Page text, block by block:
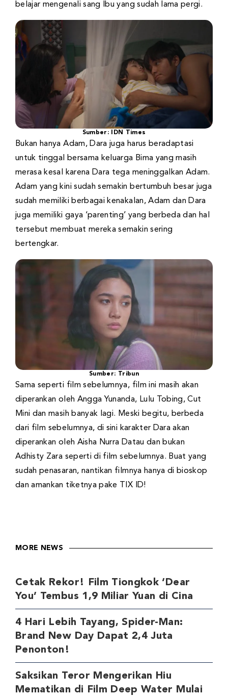
belajar mengenali sang Ibu yang sudah lama pergi.
Sumber: IDN Times
Bukan hanya Adam, Dara juga harus beradaptasi
untuk tinggal bersama keluarga Bima yang masih
merasa kesal karena Dara tega meninggalkan Adam.
Adam yang kini sudah semakin bertumbuh besar juga
sudah memiliki berbagai kenakalan, Adam dan Dara
juga memiliki gaya ‘parenting’ yang berbeda dan hal
tersebut membuat mereka semakin sering
bertengkar.
Sumber: Tribun
Sama seperti film sebelumnya, film ini masih akan
diperankan oleh Angga Yunanda, Lulu Tobing, Cut
Mini dan masih banyak lagi. Meski begitu, berbeda
dari film sebelumnya, di sini karakter Dara akan
diperankan oleh Aisha Nurra Datau dan bukan
Adhisty Zara seperti di film sebelumnya. Buat yang
sudah penasaran, nantikan filmnya hanya di bioskop
dan amankan tiketnya pake TIX ID!
MORE NEWS
Cetak Rekor! Film Tiongkok ‘Dear
You’ Tembus 1,9 Miliar Yuan di Cina
4 Hari Lebih Tayang, Spider-Man:
Brand New Day Dapat 2,4 Juta
Penonton!
Saksikan Teror Mengerikan Hiu
Mematikan di Film Deep Water Mulai